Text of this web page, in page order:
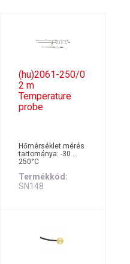
(hu)2061-250/0
2 m
Temperature
probe
Hőmérséklet mérés
tartománya: -30 …
250°C
Termékkód
SN148